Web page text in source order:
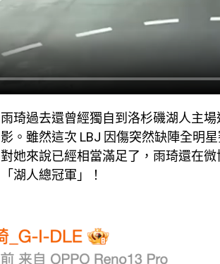
雨琦過去還曾經獨自到洛杉磯湖人主
影。雖然這次 LBJ 因傷突然缺陣全明
對她來說已經相當滿足了，雨琦還在
「湖人總冠軍」！